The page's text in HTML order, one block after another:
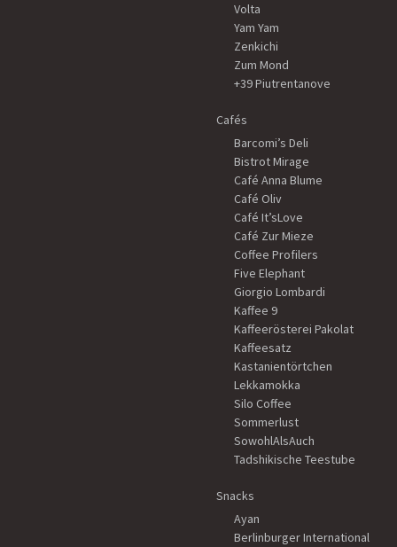
Volta
Yam Yam
Zenkichi
Zum Mond
+39 Piutrentanove
Cafés
Barcomi’s Deli
Bistrot Mirage
Café Anna Blume
Café Oliv
Café It’sLove
Café Zur Mieze
Coffee Profilers
Five Elephant
Giorgio Lombardi
Kaffee 9
Kaffeerösterei Pakolat
Kaffeesatz
Kastanientörtchen
Lekkamokka
Silo Coffee
Sommerlust
SowohlAlsAuch
Tadshikische Teestube
Snacks
Ayan
Berlinburger International